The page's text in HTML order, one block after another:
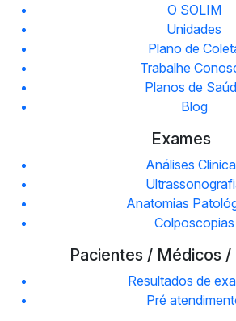
O SOLIM
Unidades
Plano de
Trabalhe
Planos de
Blog
Exames
Análises
Anatomias
Colposcopias
Pacientes / Médicos /
Resultados de
Pré